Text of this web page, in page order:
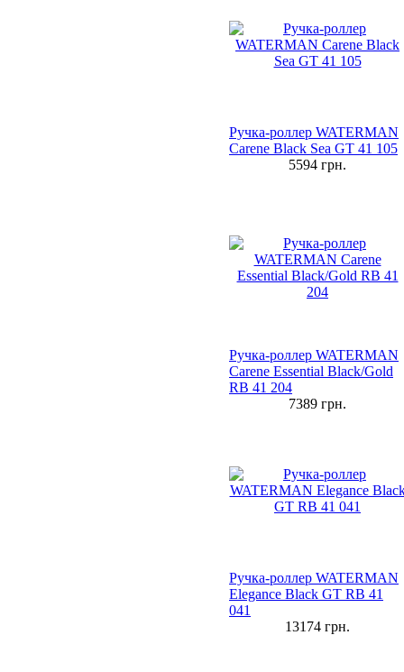
Ручка-роллер WATERMAN
Carene Black Sea GT 41 105
5594 грн.
Ручка-роллер WATERMAN
Carene Essential Black/Gold
RB 41 204
7389 грн.
Ручка-роллер WATERMAN
Elegance Black GT RB 41
041
13174 грн.